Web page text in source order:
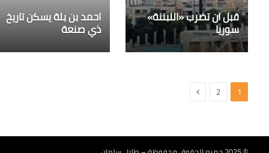
قبل ان تضرب «اللبننة»
سوريا
احمد بن بلة يسكن تاريخ
ذي صنعة
1
2 التالي